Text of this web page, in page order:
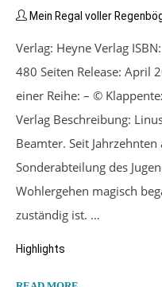
Mein Regal voller
Verlag: Heyne Verlag
480 Seiten Release: April
einer Reihe: – ©
Verlag Beschreibung:
Beamter. Seit
Sonderabteilung des
Wohlergehen magisch
zuständig ist. …
Highlights